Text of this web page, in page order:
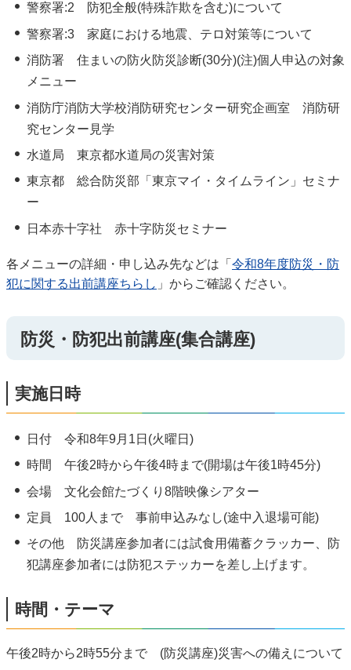
警察署:2 防犯全般(特殊詐欺を含む)について
警察署:3 家庭における地震、テロ対策等について
消防署 住まいの防火防災診断(30分)(注)個人申込の対象
メニュー
消防庁消防大学校消防研究センター研究企画室 消防研
究センター見学
水道局 東京都水道局の災害対策
東京都 総合防災部「東京マイ・タイムライン」セミナ
ー
日本赤十字社 赤十字防災セミナー
各メニューの詳細・申し込み先などは「 令和8年度防災・防
犯に関する出前講座ちらし 」からご確認ください。
防災・防犯出前講座(集合講座)
実施日時
日付 令和8年9月1日(火曜日)
時間 午後2時から午後4時まで(開場は午後1時45分)
会場 文化会館たづくり8階映像シアター
定員 100人まで 事前申込みなし(途中入退場可能)
その他 防災講座参加者には試食用備蓄クラッカー、防
犯講座参加者には防犯ステッカーを差し上げます。
時間・テーマ
午後2時から2時55分まで (防災講座)災害への備えについて